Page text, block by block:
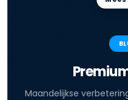
Maandelijkse